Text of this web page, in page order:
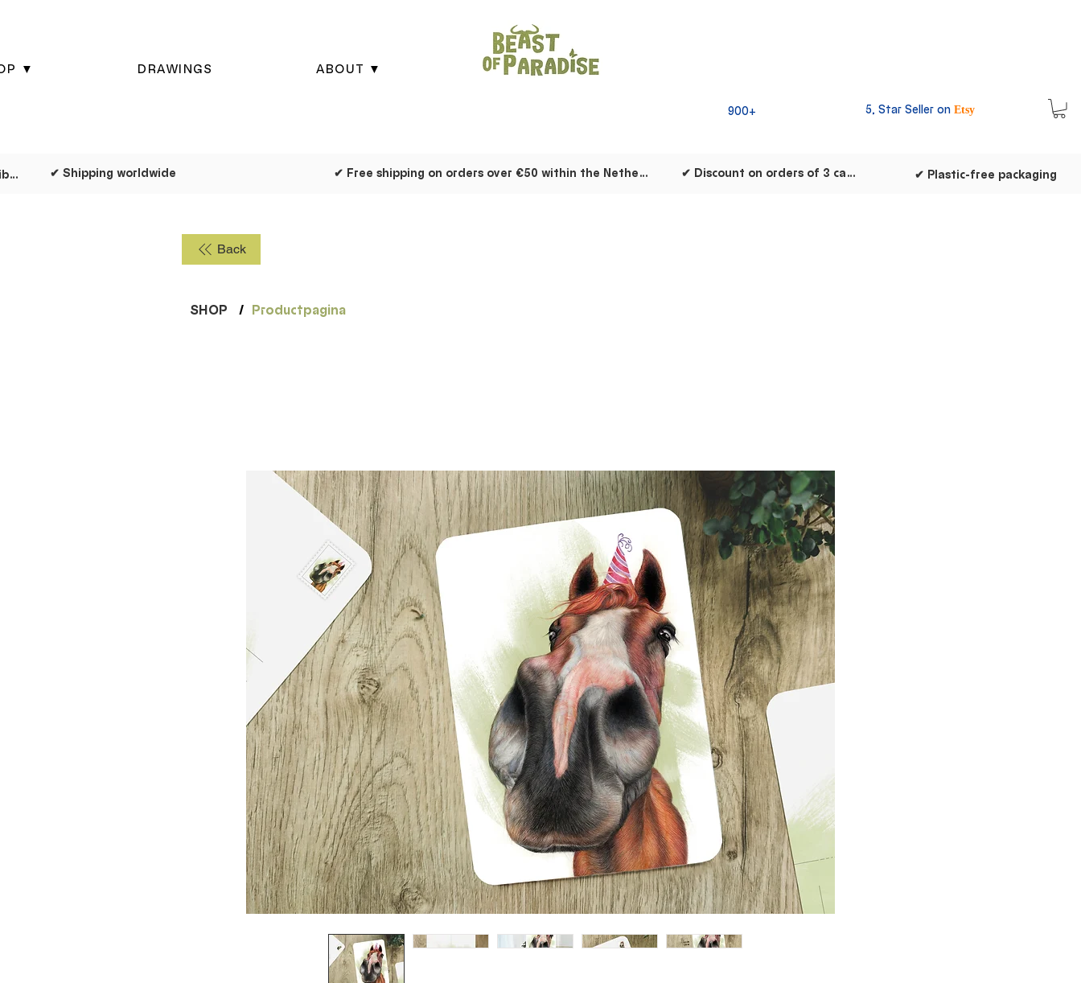
▼ DRAWINGS ABOUT ▼
900+ 5, Star Seller on Etsy
✔ Dispatched as quickly as possible ✔ Shipping worldwide ✔ Free shipping on orders over €50 within the Netherlands ✔ Discount on orders of 3 cards ✔ Plastic-free packaging
Back
SHOP / Productpagina